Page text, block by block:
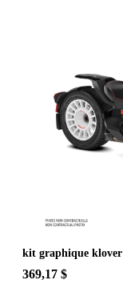
kit graphique
369,17 $